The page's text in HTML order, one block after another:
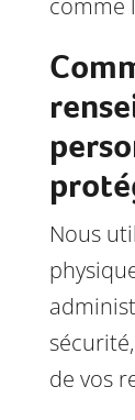
comme
Nous
de vos